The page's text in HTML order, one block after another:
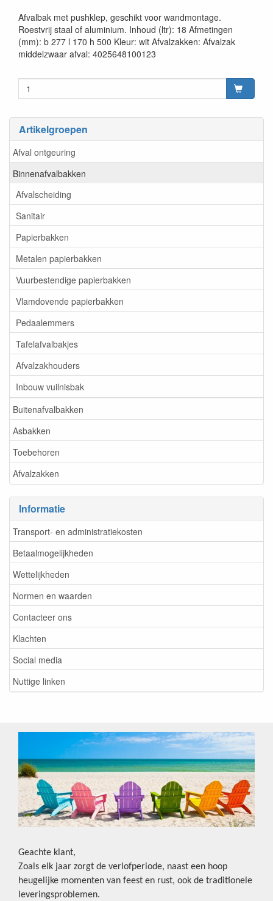
Artikelgroepen
Afval ontgeuring
Binnenafvalbakken
Afvalscheiding
Sanitair
Papierbakken
Metalen papierbakken
Vuurbestendige papierbakken
Vlamdovende papierbakken
Pedaalemmers
Tafelafvalbakjes
Afvalzakhouders
Inbouw vuilnisbak
Buitenafvalbakken
Asbakken
Toebehoren
Afvalzakken
Informatie
Transport- en administratiekosten
Betaalmogelijkheden
Wettelijkheden
Normen en waarden
Contacteer ons
Klachten
Social media
Nuttige linken
Afvalbak met pushklep, geschikt voor wandmontage.
Roestvrij staal of aluminium. Inhoud (ltr): 18 Afmetingen
(mm): b 277 l 170 h 500 Kleur: wit Afvalzakken: Afvalzak
middelzwaar afval: 4025648100123
Geachte klant,
Zoals elk jaar zorgt de verlofperiode, naast een hoop
heugelijke momenten van feest en rust, ook de traditionele
leveringsproblemen.